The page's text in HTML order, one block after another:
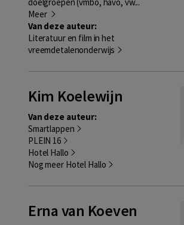
Meer
Van deze auteur:
Literatuur en film in het
vreemdetalenonderwijs
Kim Koelewijn
Van deze auteur:
Smartlappen
PLEIN 16
Hotel Hallo
Nog meer Hotel Hallo
Erna van Koeven